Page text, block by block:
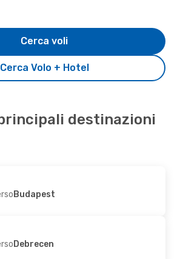
Cerca Volo + Hotel
Cerca voli
destinazioni
Budapest
Debrecen